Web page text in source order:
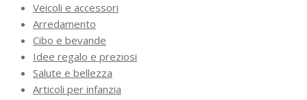
Veicoli e accessori
Arredamento
Cibo e bevande
Idee regalo e preziosi
Salute e bellezza
Articoli per infanzia